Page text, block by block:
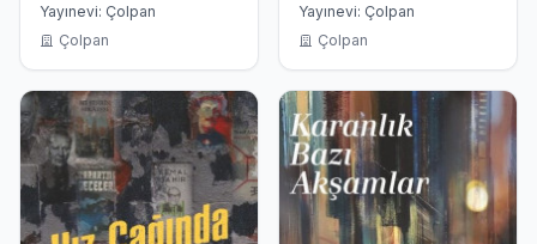
Yayınevi: Çolpan
Çolpan
Yayınevi: Çolpan
Çolpan